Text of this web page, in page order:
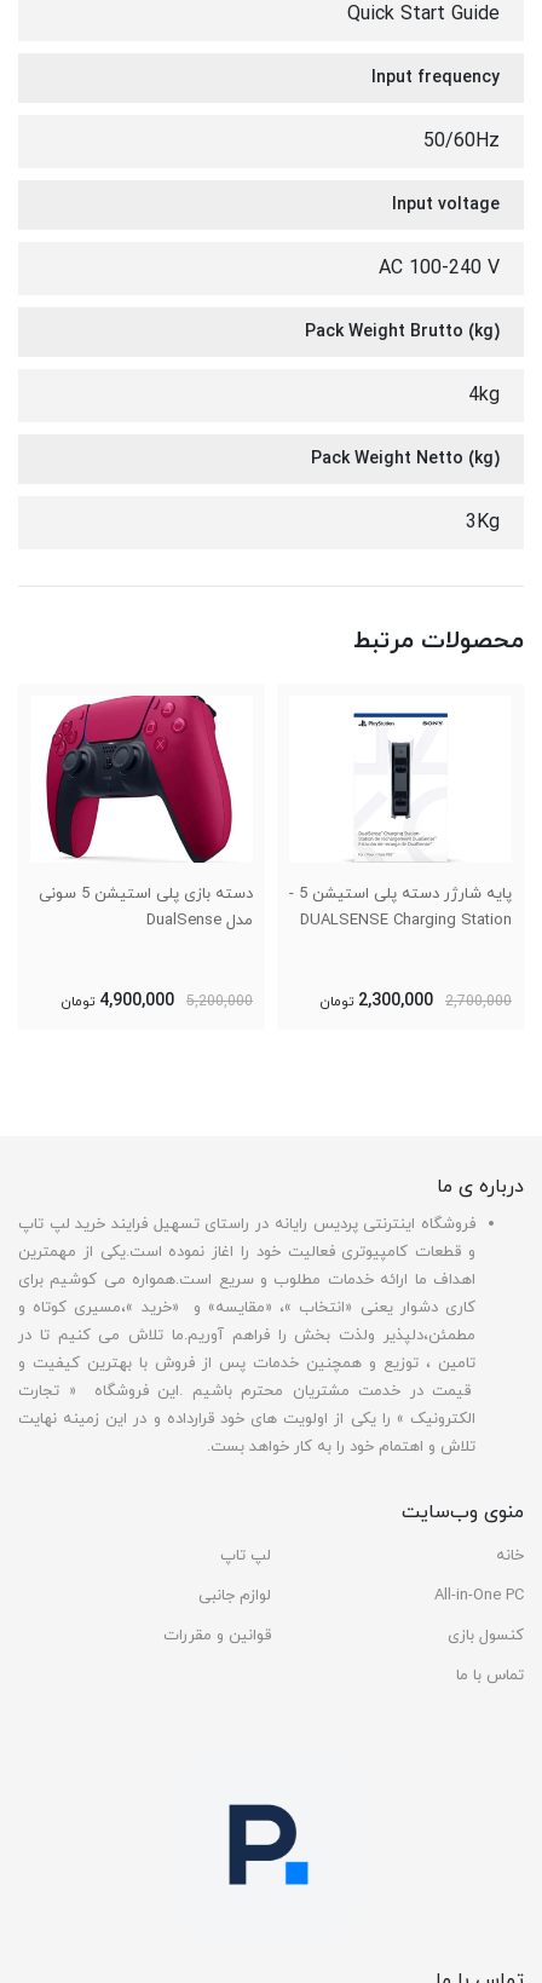
Quick Start Guide
Input frequency
50/60Hz
Input voltage
AC 100-240 V
Pack Weight Brutto (kg)
4kg
Pack Weight Netto (kg)
3Kg
محصولات مرتبط
پایه شارژر دسته پلی استیشن 5 -
DUALSENSE Charging Station
2,700,000
2,300,000 تومان
دسته بازی پلی استیشن 5 سونی
مدل DualSense
5,200,000
4,900,000 تومان
درباره ی ما
فروشگاه اینترنتی پردیس رایانه در راستای تسهیل فرایند خرید لپ تاپ
و قطعات کامپیوتری فعالیت خود را اغاز نموده است.یکی از مهمترین
اهداف ما ارائه خدمات مطلوب و سریع است.همواره می کوشیم برای
کاری دشوار یعنی «انتخاب »، «مقایسه» و «خرید »،مسیری کوتاه و
مطمئن،دلپذیر ولذت بخش را فراهم آوریم.ما تلاش می کنیم تا در
تامین ، توزیع و همچنین خدمات پس از فروش با بهترین کیفیت و
قیمت در خدمت مشتریان محترم باشیم .این فروشگاه « تجارت
الکترونیک » را یکی از اولویت های خود قرارداده و در این زمینه نهایت
تلاش و اهتمام خود را به کار خواهد بست.
منوی وب‌سایت
خانه
لپ تاپ
All-in-One PC
لوازم جانبی
کنسول بازی
قوانین و مقررات
تماس با ما